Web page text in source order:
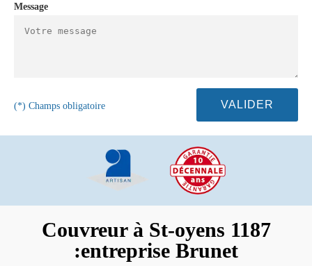
Message
(*) Champs obligatoire
Couvreur à St-oyens 1187
:entreprise Brunet